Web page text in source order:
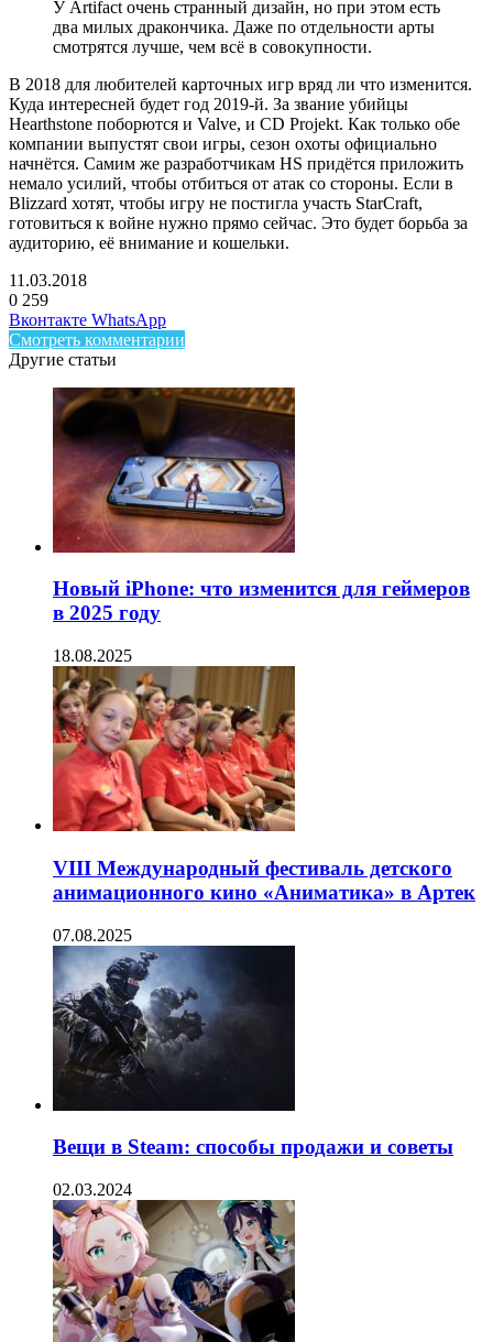
У Artifact очень странный дизайн, но при этом есть
два милых дракончика. Даже по отдельности арты
смотрятся лучше, чем всё в совокупности.
В 2018 для любителей карточных игр вряд ли что изменится.
Куда интересней будет год 2019-й. За звание убийцы
Hearthstone поборются и Valve, и CD Projekt. Как только обе
компании выпустят свои игры, сезон охоты официально
начнётся. Самим же разработчикам HS придётся приложить
немало усилий, чтобы отбиться от атак со стороны. Если в
Blizzard хотят, чтобы игру не постигла участь StarCraft,
готовиться к войне нужно прямо сейчас. Это будет борьба за
аудиторию, её внимание и кошельки.
11.03.2018
0 259
Facebook
Twitter
LinkedIn
Вконтакте WhatsAppTelegram
Смотреть комментарии
Другие статьи
Новый iPhone: что изменится для геймеров
в 2025 году
18.08.2025
VIII Международный фестиваль детского
анимационного кино «Аниматика» в Артек
07.08.2025
Вещи в Steam: способы продажи и советы
02.03.2024